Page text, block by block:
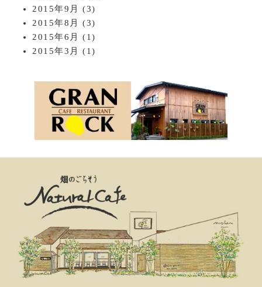
2015年9月
(3)
2015年8月
(3)
2015年6月
(1)
2015年3月
(1)